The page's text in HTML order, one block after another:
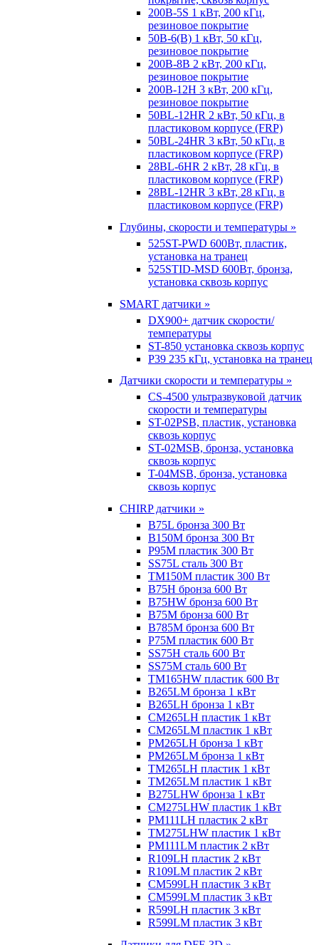
200B-5S 1 кВт, 200 кГц,
резиновое покрытие
50B-6(B) 1 кВт, 50 кГц,
резиновое покрытие
200B-8B 2 кВт, 200 кГц,
резиновое покрытие
200B-12H 3 кВт, 200 кГц,
резиновое покрытие
50BL-12HR 2 кВт, 50 кГц, в
пластиковом корпусе (FRP)
50BL-24HR 3 кВт, 50 кГц, в
пластиковом корпусе (FRP)
28BL-6HR 2 кВт, 28 кГц, в
пластиковом корпусе (FRP)
28BL-12HR 3 кВт, 28 кГц, в
пластиковом корпусе (FRP)
Глубины, скорости и температуры »
525ST-PWD 600Вт, пластик,
установка на транец
525STID-MSD 600Вт, бронза,
установка сквозь корпус
SMART датчики »
DX900+ датчик скорости/
температуры
ST-850 установка сквозь корпус
P39 235 кГц, установка на транец
Датчики скорости и температуры »
CS-4500 ультразвуковой датчик
скорости и температуры
ST-02PSB, пластик, установка
сквозь корпус
ST-02MSB, бронза, установка
сквозь корпус
T-04MSB, бронза, установка
сквозь корпус
CHIRP датчики »
B75L бронза 300 Вт
B150M бронза 300 Вт
P95M пластик 300 Вт
SS75L сталь 300 Вт
TM150M пластик 300 Вт
B75H бронза 600 Вт
B75HW бронза 600 Вт
B75M бронза 600 Вт
B785M бронза 600 Вт
P75M пластик 600 Вт
SS75H сталь 600 Вт
SS75M сталь 600 Вт
TM165HW пластик 600 Вт
B265LM бронза 1 кВт
B265LH бронза 1 кВт
CM265LH пластик 1 кВт
CM265LM пластик 1 кВт
PM265LH бронза 1 кВт
PM265LM бронза 1 кВт
TM265LH пластик 1 кВт
TM265LM пластик 1 кВт
B275LHW бронза 1 кВт
CM275LHW пластик 1 кВт
PM111LH пластик 2 кВт
TM275LHW пластик 1 кВт
PM111LM пластик 2 кВт
R109LH пластик 2 кВт
R109LM пластик 2 кВт
CM599LH пластик 3 кВт
CM599LM пластик 3 кВт
R599LH пластик 3 кВт
R599LM пластик 3 кВт